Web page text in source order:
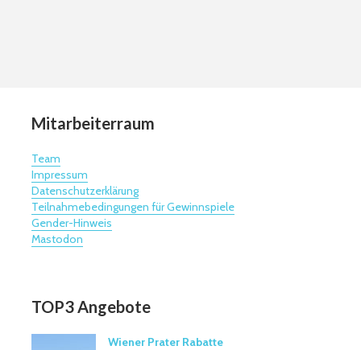
Mitarbeiterraum
Team
Impressum
Datenschutzerklärung
Teilnahmebedingungen für Gewinnspiele
Gender-Hinweis
Mastodon
TOP3 Angebote
Wiener Prater Rabatte